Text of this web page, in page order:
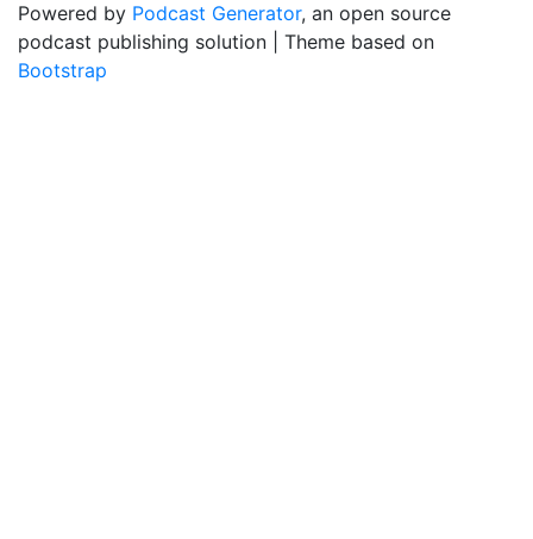
Powered by Podcast Generator, an open source
podcast publishing solution | Theme based on
Bootstrap